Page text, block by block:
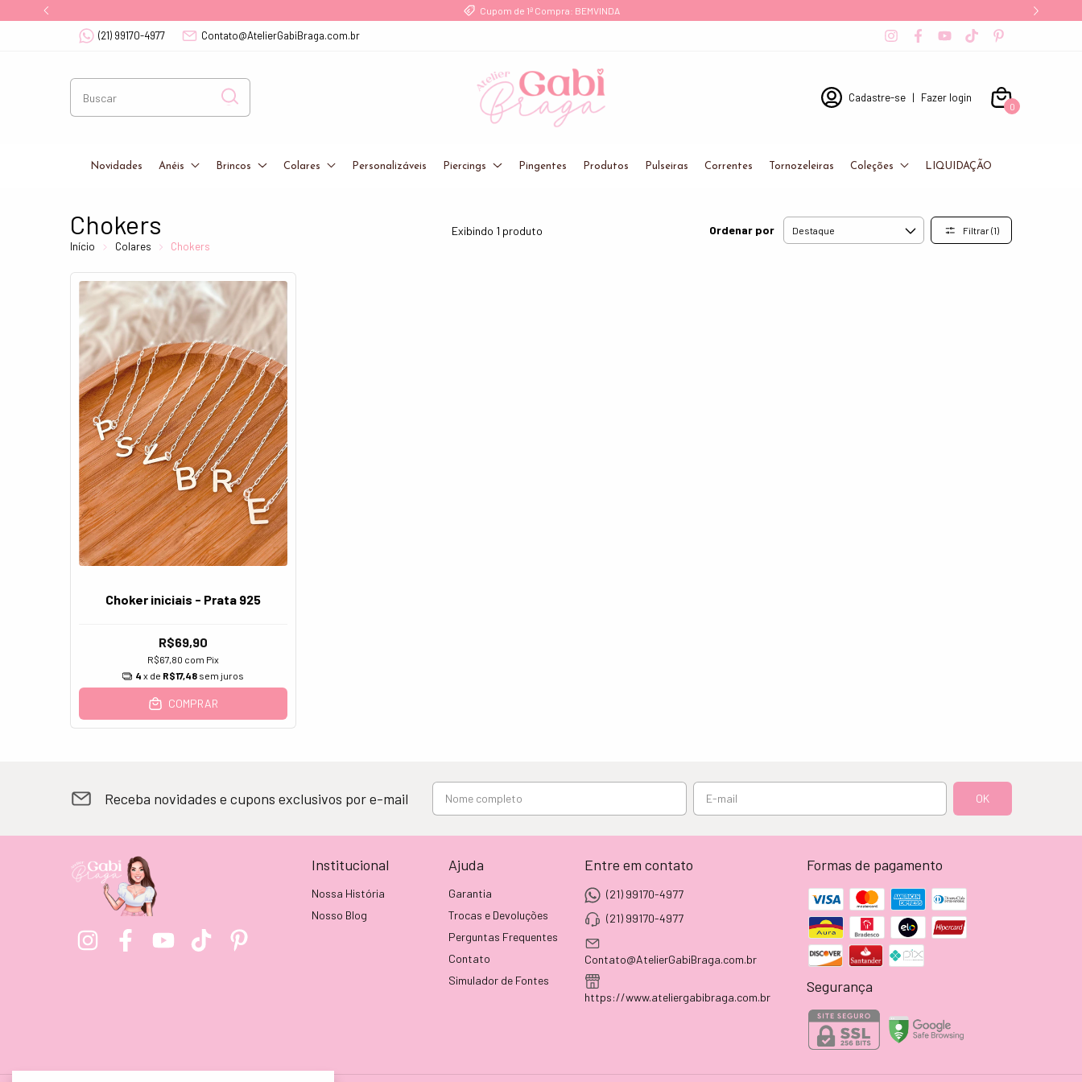
Cupom de 1ª Compra: BEMVINDA
(21) 99170-4977 Contato@AtelierGabiBraga.com.br
Cadastre-se | Fazer login
0
Novidades Anéis Brincos Colares Personalizáveis Piercings Pingentes Produtos Pulseiras Correntes Tornozeleiras Coleções LIQUIDAÇÃO
Chokers
Início Colares Chokers
Exibindo 1 produto Ordenar por Filtrar (1)
Choker iniciais - Prata 925
R$69,90
R$67,80 com Pix
4 x de R$17,48 sem juros
COMPRAR
Receba novidades e cupons exclusivos por e-mail
Institucional
Nossa História
Nosso Blog
Ajuda
Garantia
Trocas e Devoluções
Perguntas Frequentes
Contato
Simulador de Fontes
Entre em contato
(21) 99170-4977
(21) 99170-4977
Contato@AtelierGabiBraga.com.br
https://www.ateliergabibraga.com.br
Formas de pagamento
Segurança